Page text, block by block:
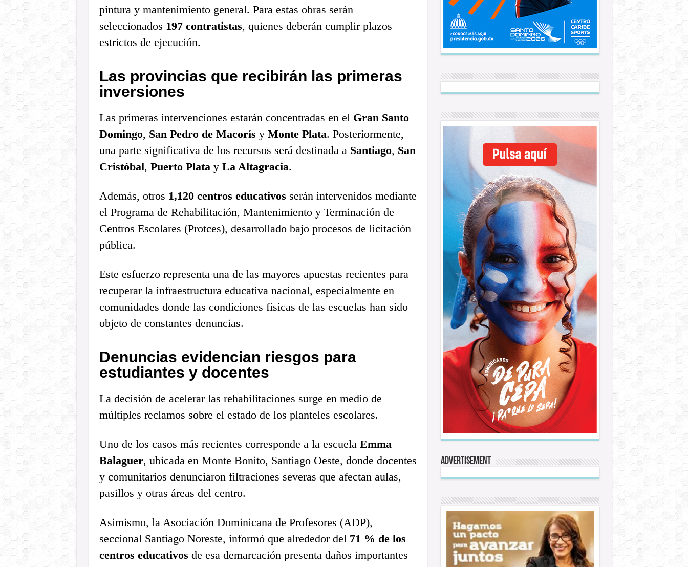
pintura y mantenimiento general. Para estas obras serán
seleccionados 197 contratistas, quienes deberán cumplir plazos
estrictos de ejecución.
Las provincias que recibirán las primeras
inversiones
Las primeras intervenciones estarán concentradas en el Gran Santo
Domingo, San Pedro de Macorís y Monte Plata. Posteriormente,
una parte significativa de los recursos será destinada a Santiago, San
Cristóbal, Puerto Plata y La Altagracia.
Además, otros 1,120 centros educativos serán intervenidos mediante
el Programa de Rehabilitación, Mantenimiento y Terminación de
Centros Escolares (Protces), desarrollado bajo procesos de licitación
pública.
Este esfuerzo representa una de las mayores apuestas recientes para
recuperar la infraestructura educativa nacional, especialmente en
comunidades donde las condiciones físicas de las escuelas han sido
objeto de constantes denuncias.
Denuncias evidencian riesgos para
estudiantes y docentes
La decisión de acelerar las rehabilitaciones surge en medio de
múltiples reclamos sobre el estado de los planteles escolares.
Uno de los casos más recientes corresponde a la escuela Emma
Balaguer, ubicada en Monte Bonito, Santiago Oeste, donde docentes
y comunitarios denunciaron filtraciones severas que afectan aulas,
pasillos y otras áreas del centro.
Asimismo, la Asociación Dominicana de Profesores (ADP),
seccional Santiago Noreste, informó que alrededor del 71 % de los
centros educativos de esa demarcación presenta daños importantes
Advertisement